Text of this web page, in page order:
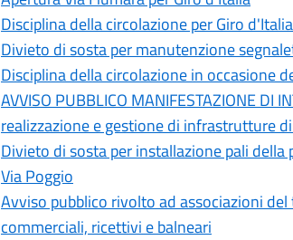
Disciplina della circolazione per Giro
Divieto di sosta per manutenzione
Disciplina della circolazione in occasione
AVVISO PUBBLICO MANIFESTAZIONE
realizzazione e gestione di infrastrutture
Divieto di sosta per installazione pali
Via Poggio
Avviso pubblico rivolto ad associazioni
commerciali, ricettivi e balneari